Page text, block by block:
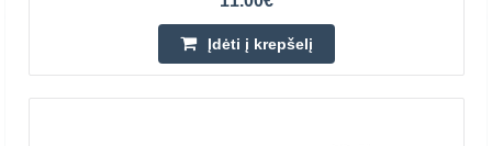
Šios vidinės jungtis idealiai tinka sukurti 90 laipsnių jungtis
Įdėti į krepšelį